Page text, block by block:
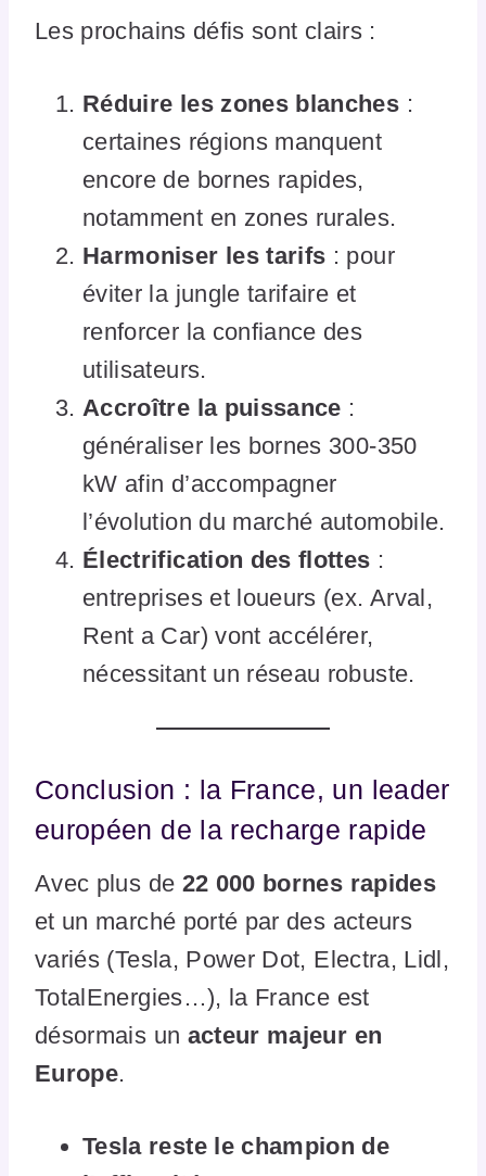
Les prochains défis sont clairs :
Réduire les zones blanches :
certaines régions manquent
encore de bornes rapides,
notamment en zones rurales.
Harmoniser les tarifs : pour
éviter la jungle tarifaire et
renforcer la confiance des
utilisateurs.
Accroître la puissance :
généraliser les bornes 300-350
kW afin d’accompagner
l’évolution du marché automobile.
Électrification des flottes :
entreprises et loueurs (ex. Arval,
Rent a Car) vont accélérer,
nécessitant un réseau robuste.
Conclusion : la France, un leader
européen de la recharge rapide
Avec plus de 22 000 bornes rapides
et un marché porté par des acteurs
variés (Tesla, Power Dot, Electra, Lidl,
TotalEnergies…), la France est
désormais un acteur majeur en
Europe.
Tesla reste le champion de